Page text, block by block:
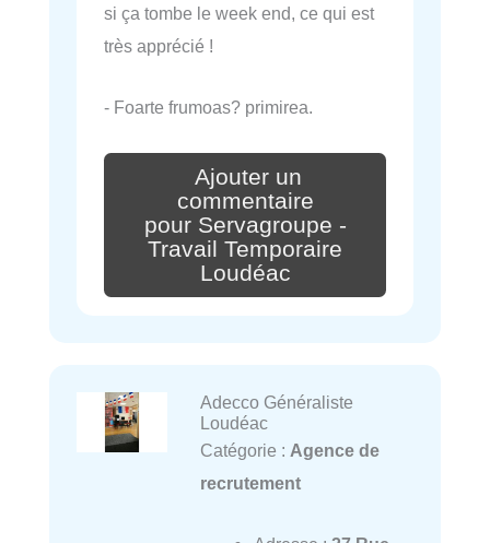
si ça tombe le week end, ce qui est
très apprécié !
- Foarte frumoas? primirea.
Ajouter un
commentaire
pour Servagroupe -
Travail Temporaire
Loudéac
Adecco Généraliste
Loudéac
Catégorie : Agence de
recrutement